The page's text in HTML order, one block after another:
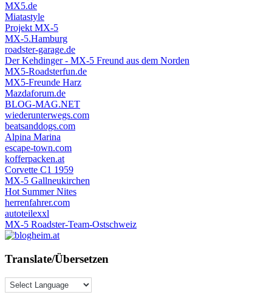
MX5.de
Miatastyle
Projekt MX-5
MX-5.Hamburg
roadster-garage.de
Der Kehdinger - MX-5 Freund aus dem Norden
MX5-Roadsterfun.de
MX5-Freunde Harz
Mazdaforum.de
BLOG-MAG.NET
wiederunterwegs.com
beatsanddogs.com
Alpina Marina
escape-town.com
kofferpacken.at
Corvette C1 1959
MX-5 Gallneukirchen
Hot Summer Nites
herrenfahrer.com
autoteilexxl
MX-5 Roadster-Team-Ostschweiz
Translate/Übersetzen